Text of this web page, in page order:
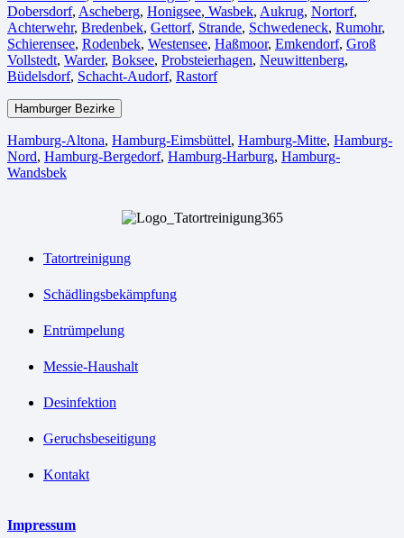
Dobersdorf, Ascheberg, Honigsee, Wasbek, Aukrug, Nortorf,
Achterwehr, Bredenbek, Gettorf, Strande, Schwedeneck, Rumohr,
Schierensee, Rodenbek, Westensee, Haßmoor, Emkendorf, Groß
Vollstedt, Warder, Boksee, Probsteierhagen, Neuwittenberg,
Büdelsdorf, Schacht-Audorf, Rastorf
Hamburger Bezirke
Hamburg-Altona, Hamburg-Eimsbüttel, Hamburg-Mitte, Hamburg-
Nord, Hamburg-Bergedorf, Hamburg-Harburg, Hamburg-
Wandsbek
Tatortreinigung
Schädlingsbekämpfung
Entrümpelung
Messie-Haushalt
Desinfektion
Geruchsbeseitigung
Kontakt
Impressum